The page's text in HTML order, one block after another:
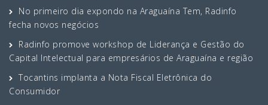
No primeiro dia expondo na Araguaína Tem, Radinfo
fecha novos negócios
Radinfo promove workshop de Liderança e Gestão do
Capital Intelectual para empresários de Araguaína e região
Tocantins implanta a Nota Fiscal Eletrônica do
Consumidor